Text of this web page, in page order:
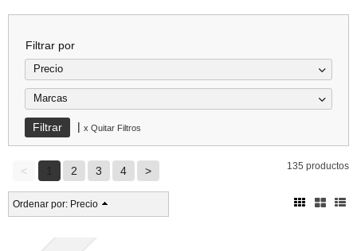
Filtrar por
Precio
Marcas
| x Quitar Filtros
< 2 3 4 > 135 productos
Ordenar por: Precio